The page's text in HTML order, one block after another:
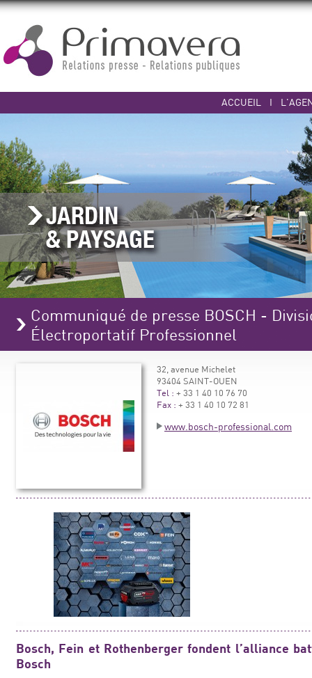
ACCUEIL I
Communiqué de presse BOSCH -
Électroportatif Professionnel
32, avenue Michelet
93404 SAINT-OUEN
Tel : + 33 1 40 10 76 70
Fax : + 33 1 40 10 72 81
www.bosch-professional.com
Bosch, Fein et Rothenberger fondent l’alliance
Bosch